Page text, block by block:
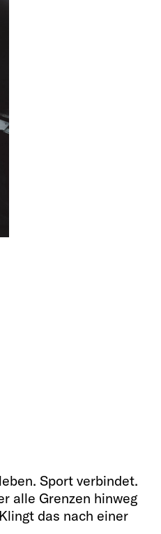
Sport verbindet.
alle Grenzen hinweg
das nach einer